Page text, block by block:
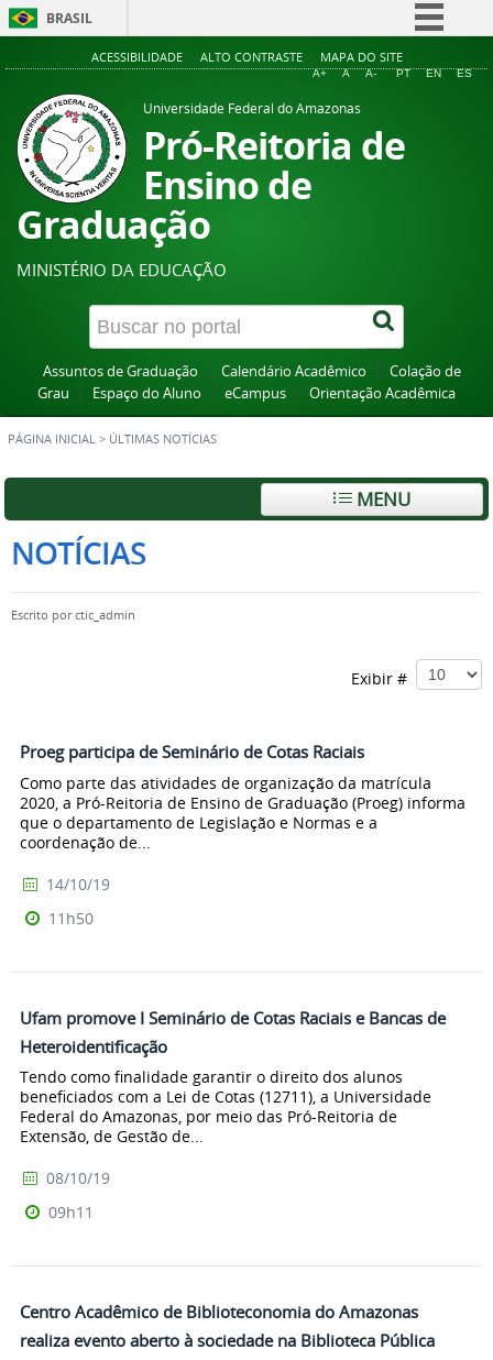
BRASIL
Simplifique!
Acesso à informação
ACESSIBILIDADE ALTO CONTRASTE MAPA DO SITE
A+ A A- PT EN ES
Universidade Federal do Amazonas
Pró-Reitoria de
Ensino de
Graduação
MINISTÉRIO DA EDUCAÇÃO
Assuntos de Graduação Calendário Acadêmico
Colação de
Grau
Espaço do Aluno eCampus Orientação Acadêmica
PÁGINA INICIAL > ÚLTIMAS NOTÍCIAS
MENU
NOTÍCIAS
Escrito porctic_admin
Exibir #
Proeg participa de Seminário de Cotas Raciais
Como parte das atividades de organização da matrícula
2020, a Pró-Reitoria de Ensino de Graduação (Proeg) informa
que o departamento de Legislação e Normas e a
coordenação de...
14/10/19
11h50
Ufam promove I Seminário de Cotas Raciais e Bancas de
Heteroidentificação
Tendo como finalidade garantir o direito dos alunos
beneficiados com a Lei de Cotas (12711), a Universidade
Federal do Amazonas, por meio das Pró-Reitoria de
Extensão, de Gestão de...
08/10/19
09h11
Centro Acadêmico de Biblioteconomia do Amazonas
realiza evento aberto à sociedade na Biblioteca Pública